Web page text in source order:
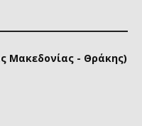
Μακεδονίας - Θράκης)